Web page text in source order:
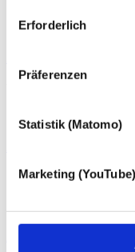
mit Ihrer
Erforderlich
Präferenzen
Statistik (Matomo)
Marketing (YouTube)
Steuerberater
Steuerberater
Oliver Lohmar,
Steuerberater
Zum Profil von Oliver